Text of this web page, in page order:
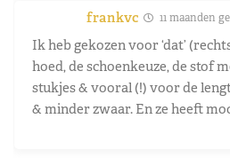
frankvc 11 maanden
Ik heb gekozen voor ‘dat’
hoed, de schoenkeuze, de stof
stukjes & vooral (!) voor de
& minder zwaar. En ze heeft